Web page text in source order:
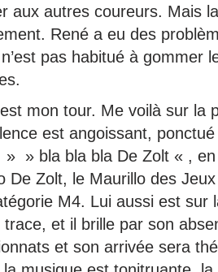
aux autres coureurs. Mais
René a eu des
pas habitué à gommer
mon tour. Me voilà sur la
est angoissant,
» » bla bla bla De Zolt « ,
De Zolt, le Maurillo des
M4. Lui aussi est sur
trace, et il brille par son
et son arrivée sera